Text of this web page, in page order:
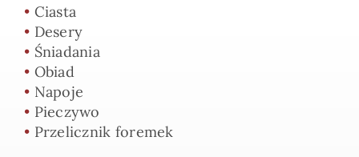
• Ciasta
• Desery
• Śniadania
• Obiad
• Napoje
• Pieczywo
• Przelicznik foremek